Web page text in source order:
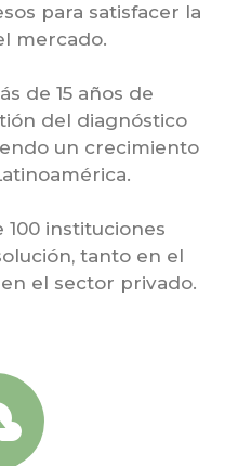
para satisfacer la
mercado.
de 15 años de
del diagnóstico
un crecimiento
100 instituciones
tanto en el
el sector privado.